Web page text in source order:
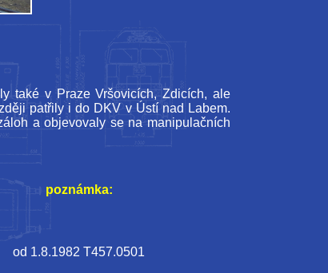
také v Praze Vršovicích, Zdicích, ale
patřily i do DKV v Ústí nad Labem.
a objevovaly se na manipulačních
poznámka:
od 1.8.1982 T457.0501